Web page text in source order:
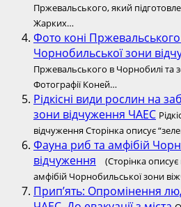
Пржевальського, який
Жарких…
Фото коні
Чорнобильської зони
Пржевальського в Чорнобилі та
Фотографії Коней…
Рідкісні види рослин на
зони відчуження ЧАЕС
відчуження Сторінка описує
Фауна риб та амфібій
відчуження
(Сторінка
амфібій Чорнобильської зони
Прип’ять: Опромінення